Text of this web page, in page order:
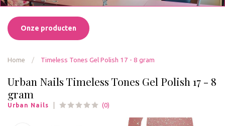
Onze producten
Home / Timeless Tones Gel Polish 17 - 8 gram
Urban Nails Timeless Tones Gel Polish 17 - 8
gram
Urban Nails (0)